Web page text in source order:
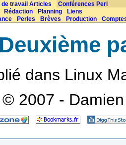
de travail Articles
Conférences Perl
Rédaction Planning
Liens
Perles Brèves Production
dans Linux
2007 -